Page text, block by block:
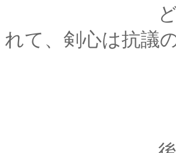
どかんどか
れて、剣心は抗議